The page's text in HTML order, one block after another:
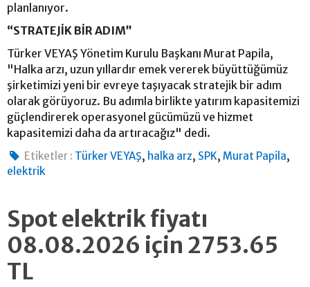
planlanıyor.
“STRATEJİK BİR ADIM”
Türker VEYAŞ Yönetim Kurulu Başkanı Murat Papila,
"Halka arzı, uzun yıllardır emek vererek büyüttüğümüz
şirketimizi yeni bir evreye taşıyacak stratejik bir adım
olarak görüyoruz. Bu adımla birlikte yatırım kapasitemizi
güçlendirerek operasyonel gücümüzü ve hizmet
kapasitemizi daha da artıracağız" dedi.
Etiketler : Türker VEYAŞ, halka arz, SPK,Murat Papila,
elektrik
Spot elektrik fiyatı
08.08.2026 için 2753.65
TL